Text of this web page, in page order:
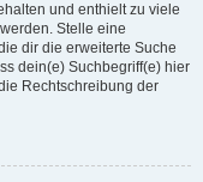
und enthielt zu viele
Stelle eine
dir die erweiterte Suche
dein(e) Suchbegriff(e) hier
Rechtschreibung der